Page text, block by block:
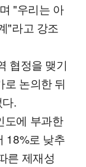
"우리는 아
"라고 강조
협정을 맺기
로 논의한 뒤
.
도에 부과한
18%로 낮추
른 제재성